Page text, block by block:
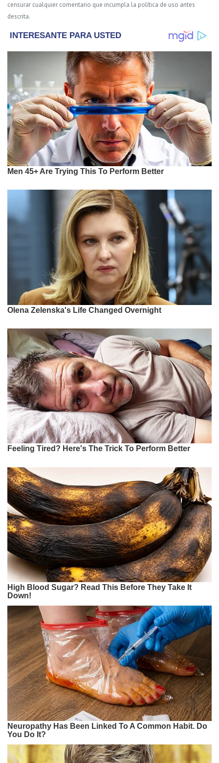
censurar cualquier comentario que incumpla la política de uso antes
descrita.